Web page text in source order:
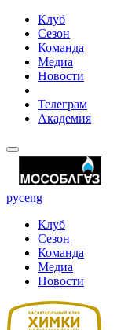
Клуб
Сезон
Команда
Медиа
Новости
Телеграм
Академия
русeng
Клуб
Сезон
Команда
Медиа
Новости